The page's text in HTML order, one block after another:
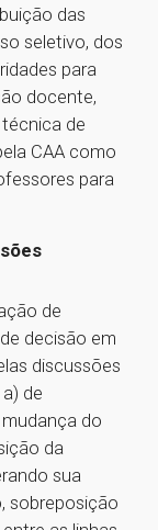
das
seletivo, dos
para
docente,
de
CAA como
para
de
decisão em
discussões
de
do
da
sua
sobreposição